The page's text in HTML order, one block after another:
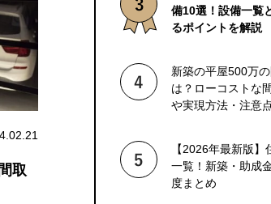
取
備10選！設備一覧
るポイントを解説
新築の平屋500万
は？ローコストな
や実現方法・注意
【2026年最新版】
一覧！新築・助成
度まとめ